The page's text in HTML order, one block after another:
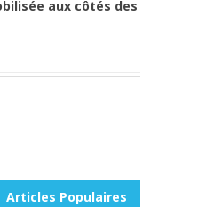
aux côtés des
Articles Populaires